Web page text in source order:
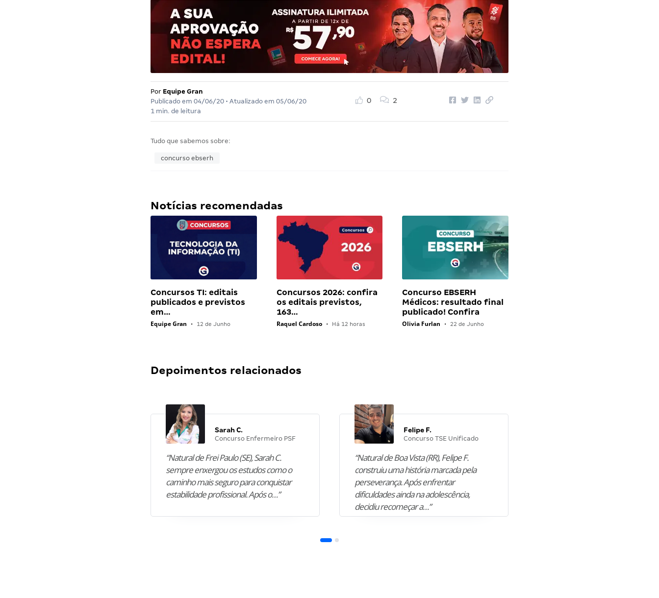
Por Equipe Gran
Publicado em 04/06/20• Atualizado em 05/06/20
1 min. de leitura
0 2
Tudo que sabemos sobre:
concurso ebserh
Notícias recomendadas
Concursos TI: editais
publicados e previstos
em…
Equipe Gran • 12 de Junho
Concursos 2026: confira
os editais previstos,
163…
Raquel Cardoso • Há 12 horas
Concurso EBSERH
Médicos: resultado final
publicado! Confira
Olivia Furlan • 22 de Junho
Depoimentos relacionados
Sarah C.
Concurso Enfermeiro PSF
“Natural de Frei Paulo (SE), Sarah C.
sempre enxergou os estudos como o
caminho mais seguro para conquistar
estabilidade profissional. Após o…”
Felipe F.
Concurso TSE Unificado
“Natural de Boa Vista (RR), Felipe F.
construiu uma história marcada pela
perseverança. Após enfrentar
dificuldades ainda na adolescência,
decidiu recomeçar a…”